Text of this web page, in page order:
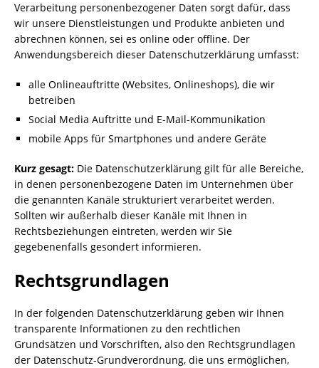
Verarbeitung personenbezogener Daten sorgt dafür, dass
wir unsere Dienstleistungen und Produkte anbieten und
abrechnen können, sei es online oder offline. Der
Anwendungsbereich dieser Datenschutzerklärung umfasst:
alle Onlineauftritte (Websites, Onlineshops), die wir
betreiben
Social Media Auftritte und E-Mail-Kommunikation
mobile Apps für Smartphones und andere Geräte
Kurz gesagt: Die Datenschutzerklärung gilt für alle Bereiche,
in denen personenbezogene Daten im Unternehmen über
die genannten Kanäle strukturiert verarbeitet werden.
Sollten wir außerhalb dieser Kanäle mit Ihnen in
Rechtsbeziehungen eintreten, werden wir Sie
gegebenenfalls gesondert informieren.
Rechtsgrundlagen
In der folgenden Datenschutzerklärung geben wir Ihnen
transparente Informationen zu den rechtlichen
Grundsätzen und Vorschriften, also den Rechtsgrundlagen
der Datenschutz-Grundverordnung, die uns ermöglichen,